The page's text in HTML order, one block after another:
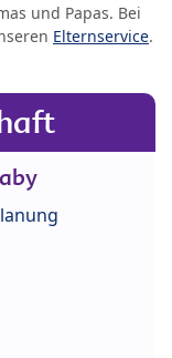
und Papas. Bei
Elternservice.